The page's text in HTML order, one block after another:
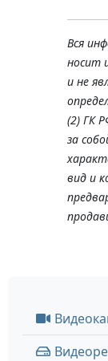
Вся
носит
и не
(2) ГК
за
вид и